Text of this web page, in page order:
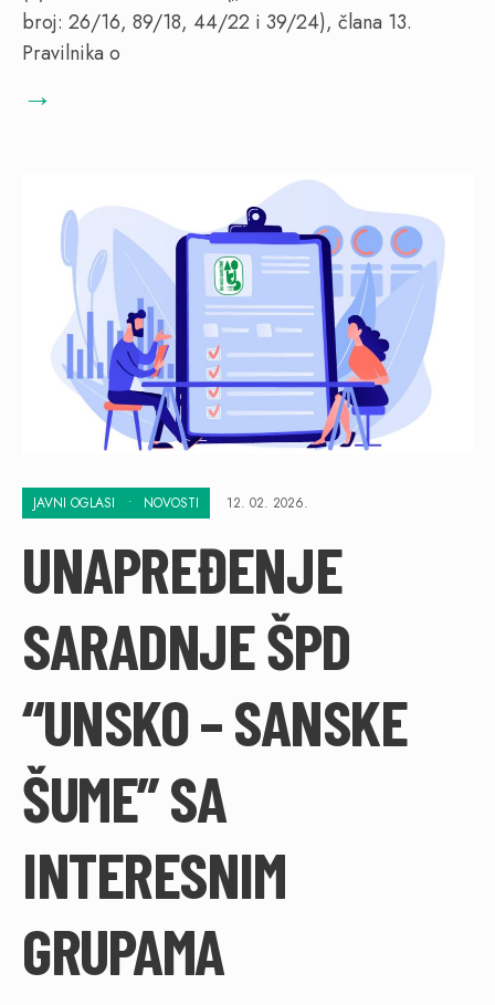
broj: 26/16, 89/18, 44/22 i 39/24), člana 13.
Pravilnika o
→
JAVNI OGLASI • NOVOSTI 12. 02. 2026.
UNAPREĐENJE
SARADNJE ŠPD
“UNSKO – SANSKE
ŠUME” SA
INTERESNIM
GRUPAMA